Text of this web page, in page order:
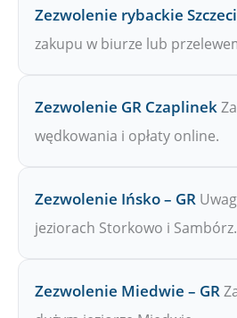
Zezwolenie rybackie
zakupu w biurze lub
Zezwolenie GR Czaplinek
wędkowania i opłaty online.
Zezwolenie Ińsko – GR
jeziorach Storkowo i Sambórz.
Zezwolenie Miedwie – GR